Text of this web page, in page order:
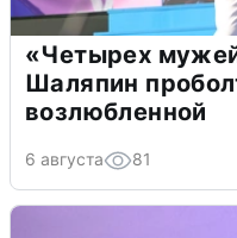
«Четырех
Шаляпин
возлюбленной
6 августа 81